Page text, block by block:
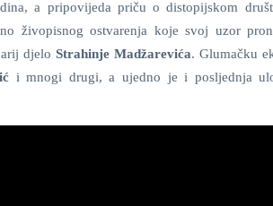
a pripovijeda priču o distopijskom
živopisnog ostvarenja koje svoj uzor
djelo Strahinje Madžarevića. Glumačku
i mnogi drugi, a ujedno je i posljednja